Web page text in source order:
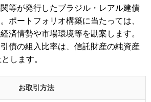
等が発行したブラジル・レアル建債
ポートフォリオ構築に当たっては、
済情勢や市場環境等を勘案します。
債の組入比率は、信託財産の純資産
します。
お取引方法